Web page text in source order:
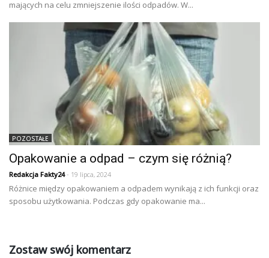
mających na celu zmniejszenie ilości odpadów. W...
POZOSTAŁE
Opakowanie a odpad – czym się różnią?
Redakcja Fakty24- 19 lipca, 2024
Różnice między opakowaniem a odpadem wynikają z ich funkcji oraz
sposobu użytkowania. Podczas gdy opakowanie ma...
Zostaw swój komentarz